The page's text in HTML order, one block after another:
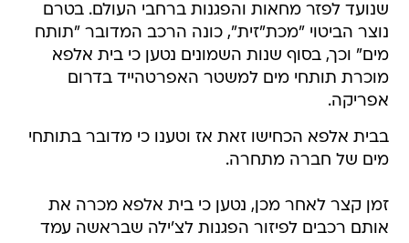
שנועד לפזר מחאות והפגנות ברחבי העולם. בטרם
נוצר הביטוי "מכת"זית", כונה הרכב המדובר "תותח
מים" וכך, בסוף שנות השמונים נטען כי בית אלפא
מוכרת תותחי מים למשטר האפרטהייד בדרום
אפריקה.
בבית אלפא הכחישו זאת אז וטענו כי מדובר בתותחי
מים של חברה מתחרה.
זמן קצר לאחר מכן, נטען כי בית אלפא מכרה את
אותם רכבים לפיזור הפגנות לצ'ילה שבראשה עמד